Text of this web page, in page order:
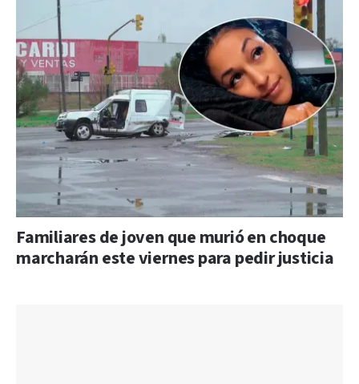
Familiares de joven que murió en choque
marcharán este viernes para pedir justicia